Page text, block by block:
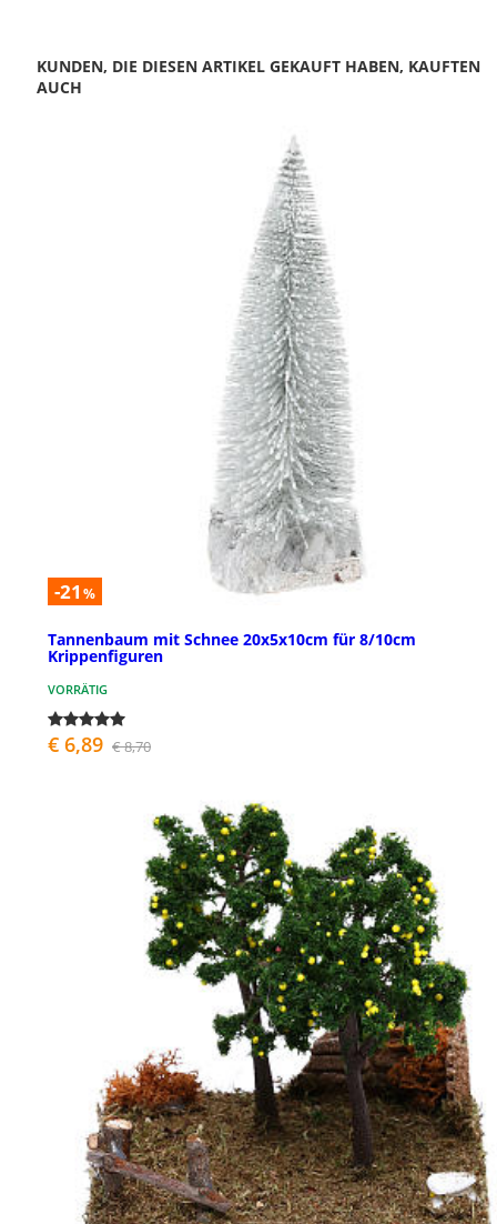
KUNDEN, DIE DIESEN ARTIKEL GEKAUFT HABEN, KAUFTEN
AUCH
-21 %
Tannenbaum mit Schnee 20x5x10cm für 8/10cm
Krippenfiguren
VORRÄTIG
€ 6,89 € 8,70